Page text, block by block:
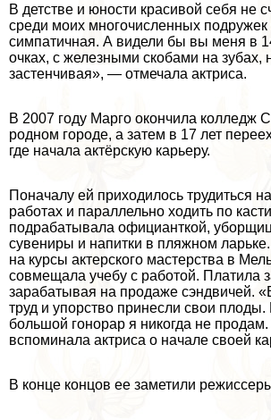
В детстве и юности красивой себя не
среди моих многочисленных
симпатичная. А видели бы вы меня в
очках, с железными скобами на зубах,
застенчивая», — отмечала актриса.
В 2007 году Марго окончила колледж
родном городе, а затем в 17 лет
где начала актёрскую карьеру.
Поначалу ей приходилось трудиться
работах и параллельно ходить по
подpaбатывала официанткой,
сувениры и напитки в пляжном ларьке.
на курсы актерского мастерства в
совмещала учебу с работой. Платила
заpaбатывая на продаже сэндвичей.
труд и упорство принесли свои
большой гонорар я никогда не
вспоминала актриса о начале своей
В конце концов ее заметили